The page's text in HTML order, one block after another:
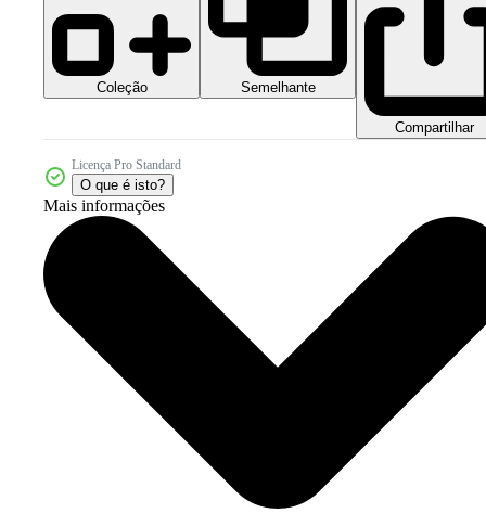
Coleção Semelhante
Compartilhar
Licença Pro Standard
O que é isto?
Mais informações